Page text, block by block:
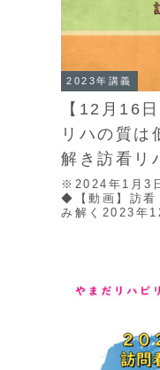
2023年講義
【12月16
リハの質は
解き訪看リ
※2024年1月3
◆【動画】訪看
み解く2023年